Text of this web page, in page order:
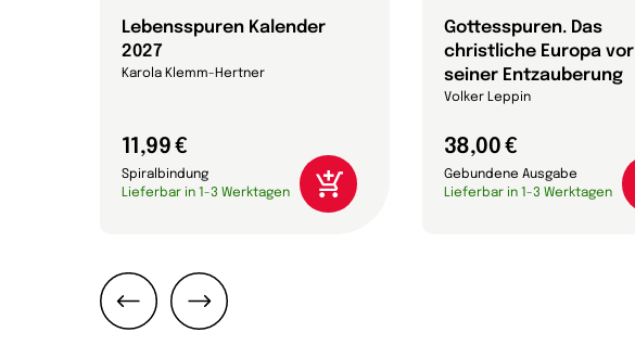
Lebensspuren Kalender
2027
Karola Klemm-Hertner
11,99 €
Spiralbindung
Lieferbar in 1-3 Werktagen
Gottesspuren. Das
christliche Europa vor
seiner Entzauberung
Volker Leppin
38,00 €
Gebundene Ausgabe
Lieferbar in 1-3 Werktagen